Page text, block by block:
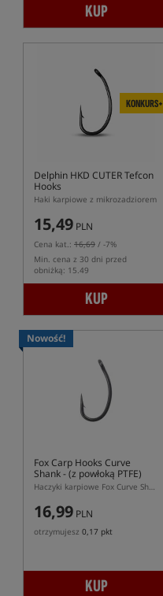
KUP
KONKURS+
Delphin HKD CUTER Tefcon
Hooks
Haki karpiowe z mikrozadziorem
15,49 PLN
Cena kat.: 16,69 / -7%
Min. cena z 30 dni przed
obniżką: 15.49
KUP
Nowość!
Fox Carp Hooks Curve
Shank- (z powłoką PTFE)
Haczyki karpiowe Fox Curve Shank PTFE
16,99 PLN
otrzymujesz 0,17 pkt
KUP